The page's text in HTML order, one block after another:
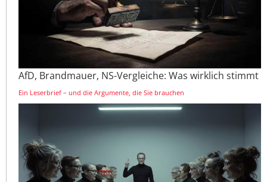
AfD, Brandmauer, NS-Vergleiche: Was wirklich stimmt
Ein Leserbrief – und die Argumente, die Sie brauchen